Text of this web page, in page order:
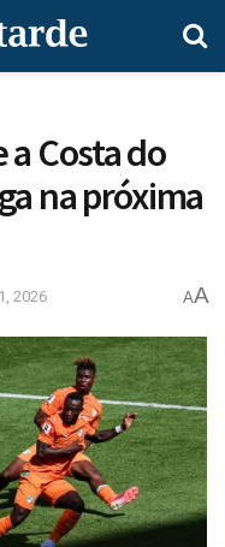
Costa do
na próxima
2026 AA